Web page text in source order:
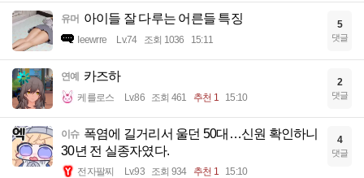
유머 아이들 잘 다루는 어른들 특징
Ieewrre Lv.74 조회 1036 15:11
5
댓글
연예 카즈하
케를로스 Lv.86 조회 461 추천 1 15:10
2
댓글
이슈 폭염에 길거리서 울던 50대…신원 확인하니
30년 전 실종자였다.
전자팔찌 Lv.93 조회 934 추천 1 15:10
4
댓글